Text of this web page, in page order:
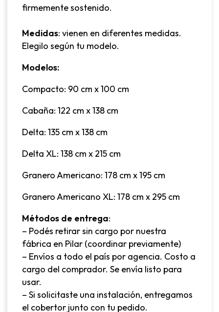
firmemente sostenido.
Medidas: vienen en diferentes medidas.
Elegilo según tu modelo.
Modelos:
Compacto: 90 cm x 100 cm
Cabaña: 122 cm x 138 cm
Delta: 135 cm x 138 cm
Delta XL: 138 cm x 215 cm
Granero Americano: 178 cm x 195 cm
Granero Americano XL: 178 cm x 295 cm
Métodos de entrega:
– Podés retirar sin cargo por nuestra
fábrica en Pilar (coordinar previamente)
– Envíos a todo el país por agencia. Costo a
cargo del comprador. Se envía listo para
usar.
– Si solicitaste una instalación, entregamos
el cobertor junto con tu pedido.